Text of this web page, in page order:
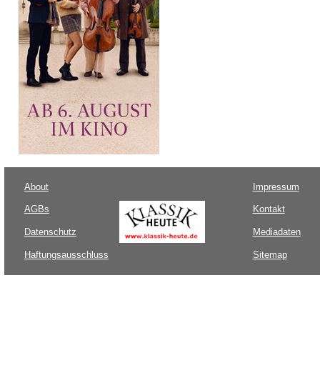
About
AGBs
Datenschutz
Haftungsausschluss
Impressum
Kontakt
Mediadaten
Sitemap